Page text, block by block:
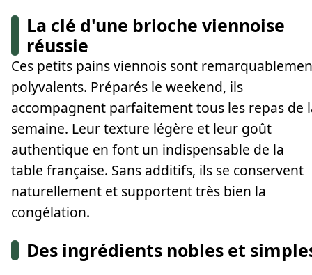
La clé d'une brioche viennoise
réussie
Ces petits pains viennois sont
polyvalents. Préparés le weekend, ils
accompagnent parfaitement tous les repas de
semaine. Leur texture légère et leur goût
authentique en font un indispensable de la
table française. Sans additifs, ils se conservent
naturellement et supportent très bien la
congélation.
Des ingrédients nobles et